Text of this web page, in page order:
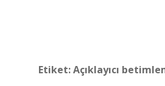
Etiket:Açıklayıcı